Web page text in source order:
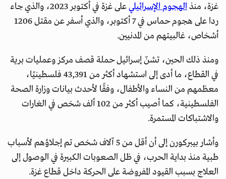
غزة، منذالهجوم الإسرائيلي
على غزة في أكتوبر 2023، والذي جاء
ردا على هجوم حماس في 7 أكتوبر، والذي أسفر عن مقتل 1206
أشخاص، غالبيتهم من المدنيين.
ومنذ ذلك الحين، تشنّ إسرائيل حملة قصف مركز وعمليات برية
في القطاع، ما أدى إلى استشهاد أكثر من 43,391 فلسطينيًا،
معظمهم من النساء والأطفال، وفقًا لأحدث بيانات وزارة الصحة
الفلسطينية، كما أصيب أكثر من 102 ألف شخص في الغارات
والاشتباكات المستمرة.
وأشار بيبركورن إلى أن أقل من 5 آلاف شخص تم إجلاؤهم لأسباب
طبية منذ بداية الحرب، في ظل الصعوبات الكبيرة في الوصول إلى
العلاج بسبب القيود المفروضة على الحركة داخل قطاع غزة.